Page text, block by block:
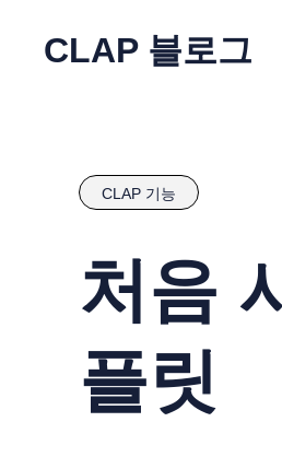
CLAP 블로그
CLAP 기능
처음
플릿